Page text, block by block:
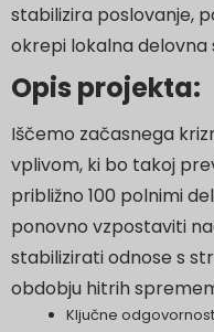
stabilizira poslovanje,
okrepi lokalna delovna
Opis projekta:
Iščemo začasnega
vplivom, ki bo takoj
približno 100 polnimi
ponovno vzpostaviti
stabilizirati odnose s
obdobju hitrih
Ključne